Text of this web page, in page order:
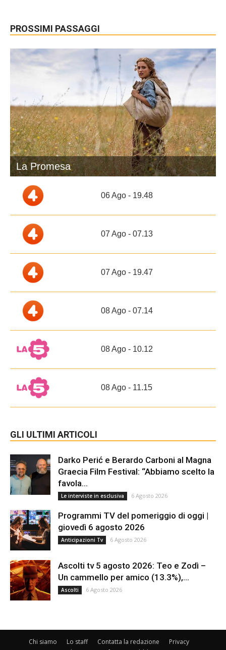
PROSSIMI PASSAGGI
La Promesa
06 Ago - 19.48
07 Ago - 07.13
07 Ago - 19.47
08 Ago - 07.14
08 Ago - 10.12
08 Ago - 11.15
GLI ULTIMI ARTICOLI
Darko Perić e Berardo Carboni al Magna
Graecia Film Festival: “Abbiamo scelto la
favola...
Le interviste in esclusiva 6 Agosto 2026
Programmi TV del pomeriggio di oggi |
giovedì 6 agosto 2026
Anticipazioni Tv 6 Agosto 2026
Ascolti tv 5 agosto 2026: Teo e Zodì –
Un cammello per amico (13.3%),...
Ascolti 6 Agosto 2026
Chi siamo Lo staff Contatta la redazione
Privacy